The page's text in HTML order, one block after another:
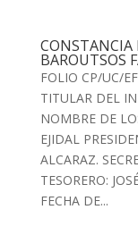
CONSTANCIA
BAROUTSOS
FOLIO CP/UC/
TITULAR DEL
NOMBRE DE
EJIDAL
ALCARAZ.
TESORERO:
FECHA DE...